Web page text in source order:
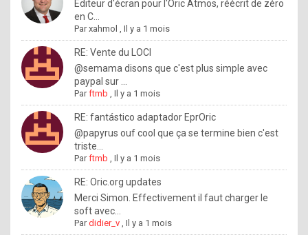
u
w
a
n
t
o
n
o
w
h
Éditeur d'écran pour l'Oric Atmos, réécrit de zéro
en C...
Parxahmol ,Il y a 1 mois
RE: Vente du LOCI
@semama disons que c'est plus simple avec
paypal sur ...
Parftmb ,Il y a 1 mois
RE: fantástico adaptador EprOric
@papyrus ouf cool que ça se termine bien c'est
triste...
Parftmb ,Il y a 1 mois
RE: Oric.org updates
Merci Simon. Effectivement il faut charger le
soft avec...
Pardidier_v ,Il y a 1 mois